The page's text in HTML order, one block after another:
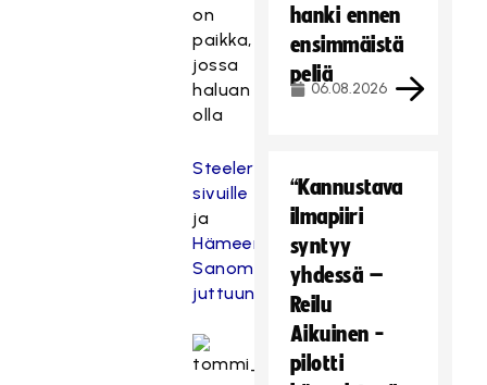
on
paikka,
jossa
haluan
olla
Steelersin
sivuille
ja
Hämeen
Sanomien
juttuun
hanki ennen
ensimmäistä
peliä
06.08.2026
“Kannustava
ilmapiiri
syntyy
yhdessä –
Reilu
Aikuinen -
pilotti